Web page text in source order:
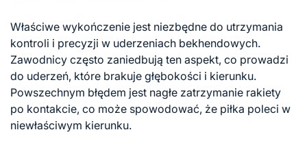
Właściwe wykończenie jest niezbędne do utrzymania
kontroli i precyzji w uderzeniach bekhendowych.
Zawodnicy często zaniedbują ten aspekt, co prowadzi
do uderzeń, które brakuje głębokości i kierunku.
Powszechnym błędem jest nagłe zatrzymanie rakiety
po kontakcie, co może spowodować, że piłka poleci w
niewłaściwym kierunku.